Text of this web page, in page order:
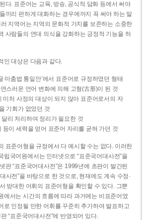
다. 표준어는 교육, 방송, 공식적 담화 등에서 써야
끼리 편하게 대화하는 경우에까지 꼭 써야 하는 말
지역어는 지역의 문화적 가치를 보존하는 소중한
사람들의 연대 의식을 강화하는 긍정적 기능을 하
인 대상은 다음과 같다.
마춤법 통일안’에서 표준어로 규정하였던 형태
스러운 언어 변화에 의해 고형(古形)이 된 것
미처 사정의 대상이 되지 않아 표준어로서의 자
기회가 없었던 것
리 처리하여 정리가 필요한 것
등이 세력을 얻어 표준어 자리를 굳혀 가던 것
표준어형을 규정에서 다 예시할 수는 없다. 이러한
립국어원에서는 인터넷으로 “표준국어대사전”을
판 “표준국어대사전”은 1999년에 초판이 발간된
사전”을 바탕으로 한 것으로, 현재에도 계속 수정·
방대한 어휘의 표준어형을 확인할 수 있다. 그뿐
에서는 시간의 흐름에 따라 과거에는 비표준어였
로 인정될 만한 어휘를 꾸준히 추가하여 발표하고
“표준국어대사전”에 반영되어 있다.